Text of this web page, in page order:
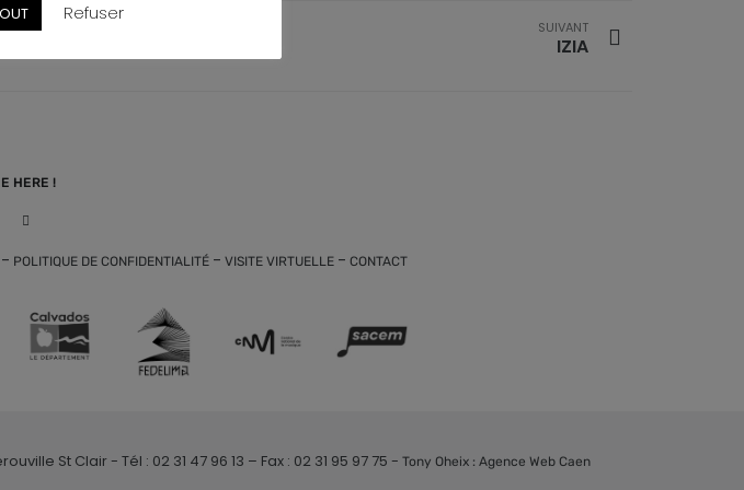
SUIVANT
IZIA
HERE !
- POLITIQUE DE CONFIDENTIALITÉ - VISITE VIRTUELLE - CONTACT
St Clair - Tél : 02 31 47 96 13 – Fax : 02 31 95 97 75 - Tony Oheix : Agence Web Caen
Refuser